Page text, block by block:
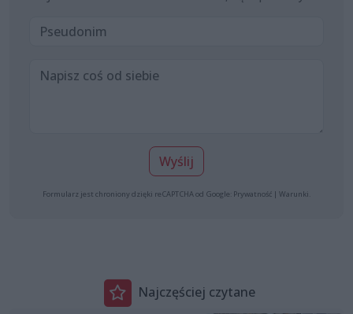
Wyślij
Formularz jest chroniony dzięki reCAPTCHA od Google: Prywatność | Warunki
Najczęściej czytane